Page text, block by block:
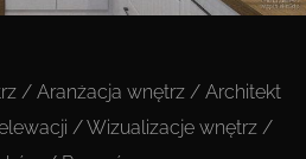
/ Aranżacja wnętrz / Architekt
/ Wizualizacje wnętrz /